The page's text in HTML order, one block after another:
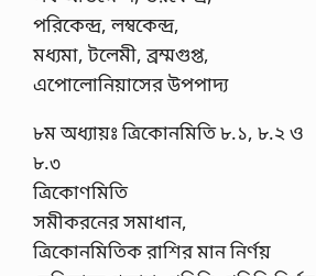
পরিকেন্দ্র, লম্বকেন্দ্র,
মধ্যমা, টলেমী, ব্রম্মগুপ্ত,
এপোলোনিয়াসের উপপাদ্য
৮ম অধ্যায়ঃ ত্রিকোনমিতি ৮.১, ৮.২ ও
৮.৩
ত্রিকোণমিতি
সমীকরনের সমাধান,
ত্রিকোনমিতিক রাশির মান নির্ণয়